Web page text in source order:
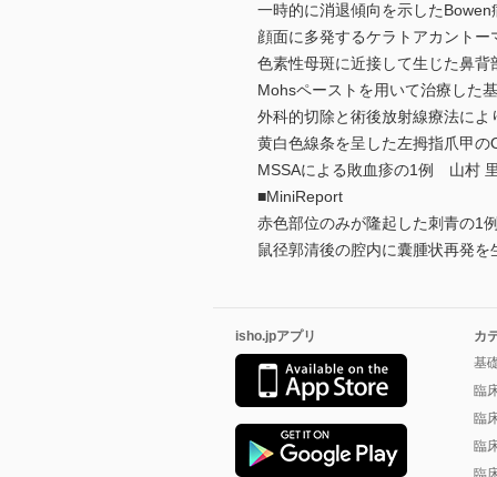
一時的に消退傾向を示した
顔面に多発するケラトアカント
色素性母斑に近接して生じた鼻
Mohsペーストを用いて治療した
外科的切除と術後放射線療法に
黄白色線条を呈した左拇指爪甲
MSSAによる敗血疹の1例 山村
■MiniReport
赤色部位のみが隆起した刺青の1
鼠径郭清後の腔内に囊腫状再発
isho.jpアプリ
カ
基
臨
臨
臨